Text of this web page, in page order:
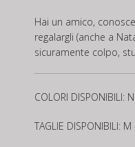
Hai un amico,
regalargli (anche a
sicuramente colpo,
COLORI DISPONIBILI:
TAGLIE DISPONIBILI: M